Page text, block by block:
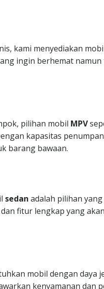
kami menyediakan
ingin berhemat
pilihan mobil MPV
kapasitas
barang bawaan.
sedan adalah pilihan
fitur lengkap yang
mobil dengan daya
kenyamanan